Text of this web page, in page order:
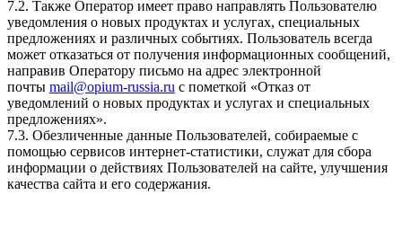
7.2. Также Оператор имеет право направлять Пользователю
уведомления о новых продуктах и услугах, специальных
предложениях и различных событиях. Пользователь всегда
может отказаться от получения информационных сообщений,
направив Оператору письмо на адрес электронной
почты mail@opium-russia.ru с пометкой «Отказ от
уведомлений о новых продуктах и услугах и специальных
предложениях».
7.3. Обезличенные данные Пользователей, собираемые с
помощью сервисов интернет-статистики, служат для сбора
информации о действиях Пользователей на сайте, улучшения
качества сайта и его содержания.